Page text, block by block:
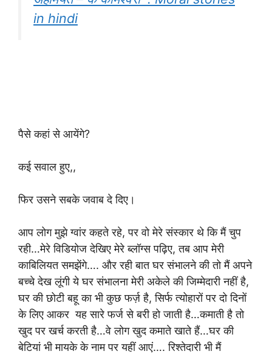
in hindi
पैसे कहां से आयेंगे?
कई सवाल हुए,,
फिर उसने सबके जवाब दे दिए।
आप लोग मुझे ग्वांर कहते रहे, पर वो मेरे संस्कार थे कि मैं चुप
रही…मेरे विडियोज देखिए मेरे ब्लॉग्स पढ़िए, तब आप मेरी
काबिलियत समझेंगे…. और रही बात घर संभालने की तो मैं अपने
बच्चे देख लूंगी ये घर संभालना मेरी अकेले की जिम्मेदारी नहीं है,
घर की छोटी बहू का भी कुछ फर्ज़ है, सिर्फ त्योहारों पर दो दिनों
के लिए आकर यह सारे फर्ज से बरी हो जाती है…कमाती है तो
खुद पर खर्च करती है…वे लोग खुद कमाते खाते हैं…घर की
बेटियां भी मायके के नाम पर यहीं आएं…. रिश्तेदारी भी मैं